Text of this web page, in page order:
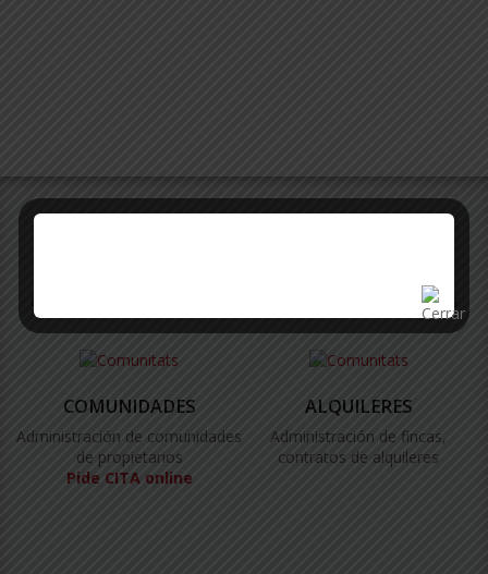
Ofrecemos un amplio abanico de servicios a los propietarios
COMUNIDADES
Administración de comunidades
de propietarios
Pide CITA online
ALQUILERES
Administración de fincas,
contratos de alquileres